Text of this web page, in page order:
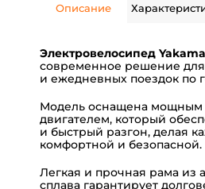
Описание
Электровелосипед
современное решение для
и ежедневных поездок по
Модель оснащена мощным
двигателем, который
и быстрый разгон, делая
комфортной и безопасной.
Легкая и прочная рама из
сплава гарантирует